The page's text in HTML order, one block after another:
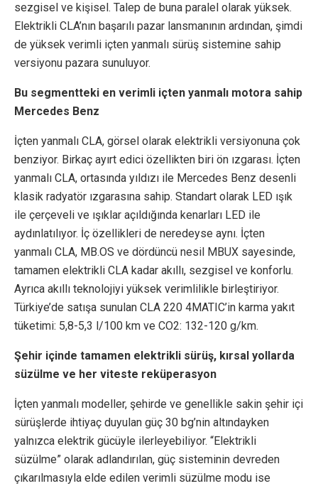
sezgisel ve kişisel. Talep de buna paralel olarak yüksek.
Elektrikli CLA’nın başarılı pazar lansmanının ardından, şimdi
de yüksek verimli içten yanmalı sürüş sistemine sahip
versiyonu pazara sunuluyor.
Bu segmentteki en verimli içten yanmalı motora sahip
Mercedes Benz
İçten yanmalı CLA, görsel olarak elektrikli versiyonuna çok
benziyor. Birkaç ayırt edici özellikten biri ön ızgarası. İçten
yanmalı CLA, ortasında yıldızı ile Mercedes Benz desenli
klasik radyatör ızgarasına sahip. Standart olarak LED ışık
ile çerçeveli ve ışıklar açıldığında kenarları LED ile
aydınlatılıyor. İç özellikleri de neredeyse aynı. İçten
yanmalı CLA, MB.OS ve dördüncü nesil MBUX sayesinde,
tamamen elektrikli CLA kadar akıllı, sezgisel ve konforlu.
Ayrıca akıllı teknolojiyi yüksek verimlilikle birleştiriyor.
Türkiye’de satışa sunulan CLA 220 4MATIC’in karma yakıt
tüketimi: 5,8-5,3 l/100 km ve CO2: 132-120 g/km.
Şehir içinde tamamen elektrikli sürüş, kırsal yollarda
süzülme ve her viteste reküperasyon
İçten yanmalı modeller, şehirde ve genellikle sakin şehir içi
sürüşlerde ihtiyaç duyulan güç 30 bg’nin altındayken
yalnızca elektrik gücüyle ilerleyebiliyor. “Elektrikli
süzülme” olarak adlandırılan, güç sisteminin devreden
çıkarılmasıyla elde edilen verimli süzülme modu ise